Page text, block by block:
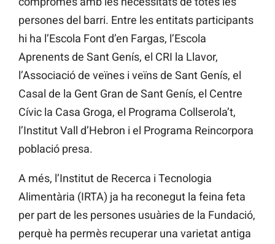
persones del barri. Entre les entitats participants
hi ha l’Escola Font d’en Fargas, l’Escola
Aprenents de Sant Genís, el CRI la Llavor,
l’Associació de veïnes i veïns de Sant Genís, el
Casal de la Gent Gran de Sant Genís, el Centre
Cívic la Casa Groga, el Programa Collserola’t,
l’Institut Vall d’Hebron i el Programa Reincorpora
població presa.
A més, l’Institut de Recerca i Tecnologia
Alimentària (IRTA) ja ha reconegut la feina feta
per part de les persones usuàries de la Fundació,
perquè ha permès recuperar una varietat antiga